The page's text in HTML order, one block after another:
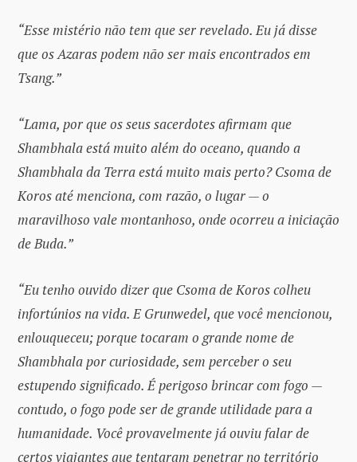
“Esse mistério não tem que ser revelado. Eu já disse
que os Azaras podem não ser mais encontrados em
Tsang.”
“Lama, por que os seus sacerdotes afirmam que
Shambhala está muito além do oceano, quando a
Shambhala da Terra está muito mais perto? Csoma de
Koros até menciona, com razão, o lugar — o
maravilhoso vale montanhoso, onde ocorreu a iniciação
de Buda.”
“Eu tenho ouvido dizer que Csoma de Koros colheu
infortúnios na vida. E Grunwedel, que você mencionou,
enlouqueceu; porque tocaram o grande nome de
Shambhala por curiosidade, sem perceber o seu
estupendo significado. É perigoso brincar com fogo —
contudo, o fogo pode ser de grande utilidade para a
humanidade. Você provavelmente já ouviu falar de
certos viajantes que tentaram penetrar no território